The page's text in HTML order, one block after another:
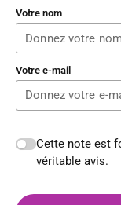
Votre nom
Votre e-mail
Cette note est
véritable avis.